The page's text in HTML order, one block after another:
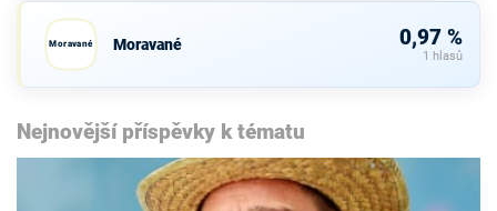
Moravané Moravané 0,97 %
1 hlasů
Nejnovější příspěvky k tématu